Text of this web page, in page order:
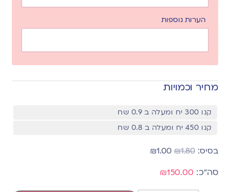
הערות נוספות
מחיר וכמויות
קנו 300 יח ומעלה ב 0.9 שח
קנו 450 יח ומעלה ב 0.8 שח
₪1.80
₪1.00
₪150.00